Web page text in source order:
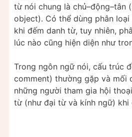
từ nói chung là chủ–động–tân
object). Có thể dùng phân
khi đếm danh từ, tuy nhiên,
lúc nào cũng hiện diện như
Trong ngôn ngữ nói, cấu trúc
comment) thường gặp và mối
những người tham gia hội
từ (như đại từ và kính ngữ) khi